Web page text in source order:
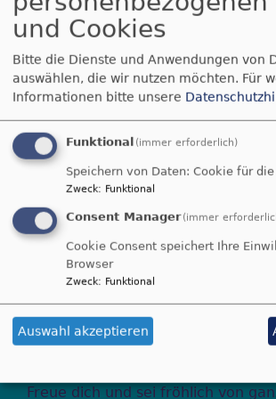
Offener
1. Februar
Jauchze, du Tochter Zion!
Freue dich und sei fröhlich von
und Cookies
Bitte die Dienste und Anwendungen von
auswählen, die wir nutzen möchten. Für
Informationen bitte unsere
Funktional (immer erforderlich)
Speichern von Daten: Cookie für
Zweck: Funktional
Consent Manager (immer
Cookie Consent speichert Ihre
Browser
Zweck: Funktional
Auswahl akzeptieren